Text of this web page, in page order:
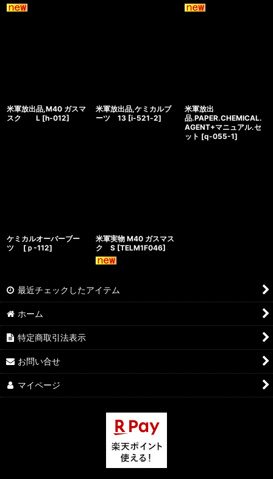
米軍放出品,M40 ガスマ
スク L [h-012]
米軍放出品,ケミカルブ
ーツ 13 [i-521‐2]
米軍放出
品.PAPER.CHEMICAL.
AGENT+マニュアル.セ
ット [q-055-1]
ケミカルオーバーブー
ツ
[ ｐ-112]
米軍実物 M40 ガスマス
ク S [TELM1F046]
最近チェックしたアイテム
ホーム
特定商取引法表示
お問い合せ
マイページ